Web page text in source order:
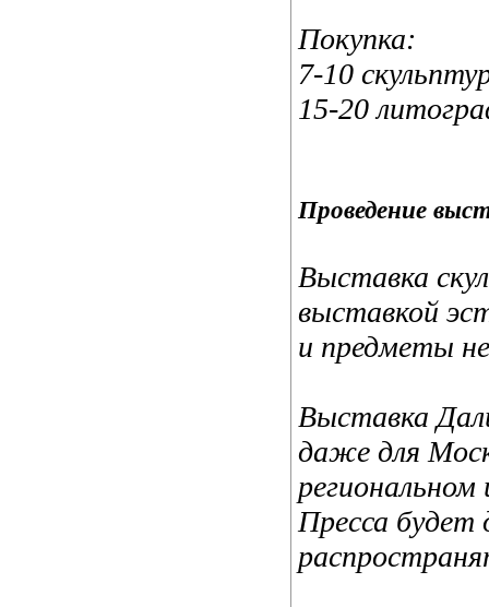
Покупка:
7-10
15-20
Проведение
Выставка
выставкой
и предметы
Выставка
даже для
Пресса